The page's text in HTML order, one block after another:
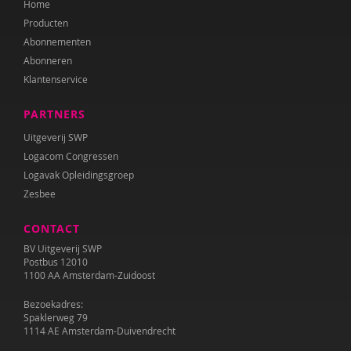
Diana Turkenburg-de Haan
Wesley Verboom
Wouter Verhage
Tamara Wally
Hermien Wiechers
Home
Producten
Abonnementen
Abonneren
Klantenservice
PARTNERS
Uitgeverij SWP
Logacom Congressen
Logavak Opleidingsgroep
Zesbee
CONTACT
BV Uitgeverij SWP
Postbus 12010
1100 AA Amsterdam-Zuidoost
Bezoekadres:
Spaklerweg 79
1114 AE Amsterdam-Duivendrecht